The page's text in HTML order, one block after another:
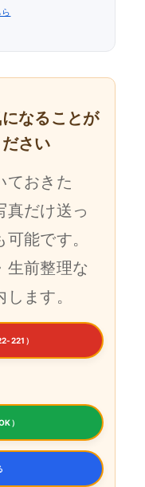
なることが
さい
ておきた
真だけ送っ
能です。
生前整理な
ます。
221）
）